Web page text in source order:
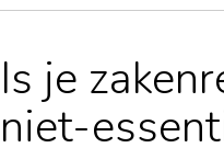
Is je
niet-